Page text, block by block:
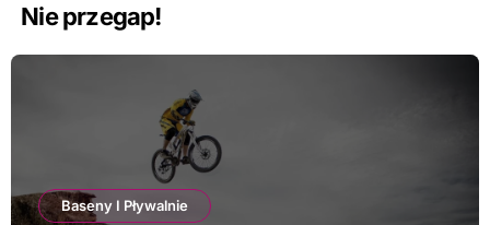
Nie przegap!
Baseny I Pływalnie